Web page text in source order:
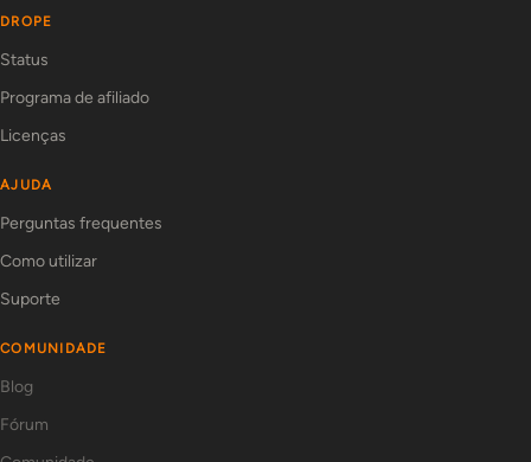
DROPE
Status
Programa de afiliado
Licenças
AJUDA
Perguntas frequentes
Como utilizar
Suporte
COMUNIDADE
Blog
Fórum